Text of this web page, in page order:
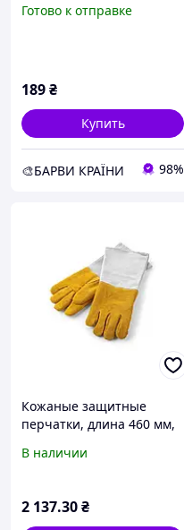
Готово к отправке
189₴
Купить
🎨БАРВИ КРАЇНИ 98%
Кожаные защитные
перчатки, длина 460 мм,
В наличии
2 137.30₴